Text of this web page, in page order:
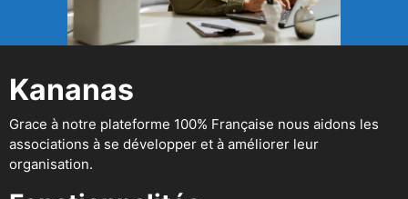
Kananas
Grace à notre plateforme 100% Française nous aidons les
associations à se développer et à améliorer leur
organisation.